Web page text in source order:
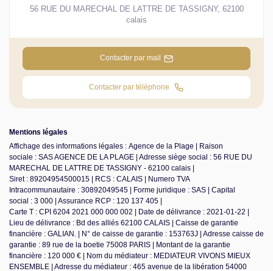
56 RUE DU MARECHAL DE LATTRE DE TASSIGNY, 62100
calais
Contacter par mail
Contacter par téléphone
Mentions légales
Affichage des informations légales : Agence de la Plage | Raison
sociale : SAS AGENCE DE LA PLAGE | Adresse siège social : 56 RUE DU
MARECHAL DE LATTRE DE TASSIGNY - 62100 calais |
Siret : 89204954500015 | RCS : CALAIS | Numero TVA
Intracommunautaire : 30892049545 | Forme juridique : SAS | Capital
social : 3 000 | Assurance RCP : 120 137 405 |
Carte T : CPI 6204 2021 000 000 002 | Date de délivrance : 2021-01-22 |
Lieu de délivrance : Bd des alliés 62100 CALAIS | Caisse de garantie
financière : GALIAN. | N° de caisse de garantie : 153763J | Adresse caisse de
garantie : 89 rue de la boetie 75008 PARIS | Montant de la garantie
financière : 120 000 € | Nom du médiateur : MEDIATEUR VIVONS MIEUX
ENSEMBLE | Adresse du médiateur : 465 avenue de la libération 54000